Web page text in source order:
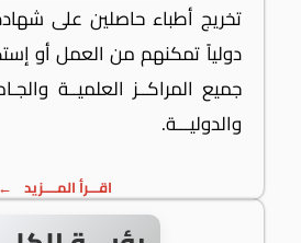
تخريج أطباء حاصلين على
دولياً تمكنهم من العمل أو
جميع المراكــز العلميــة
والدوليـــة.
اقـــرأ المــــزيد